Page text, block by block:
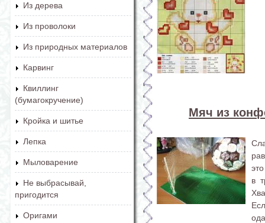
Из дерева
Из проволоки
Из природных материалов
Карвинг
Квиллинг
(бумагокручение)
Кройка и шитье
Лепка
Мыловарение
Не выбрасывай,
пригодится
Оригами
Мяч из
в